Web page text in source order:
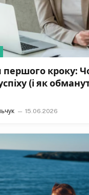
першого кроку:
(і як
15.06.2026